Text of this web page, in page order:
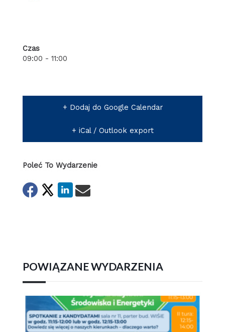
Czas
09:00 - 11:00
+ Dodaj do Google Calendar
+ iCal / Outlook export
Poleć To Wydarzenie
POWIĄZANE WYDARZENIA